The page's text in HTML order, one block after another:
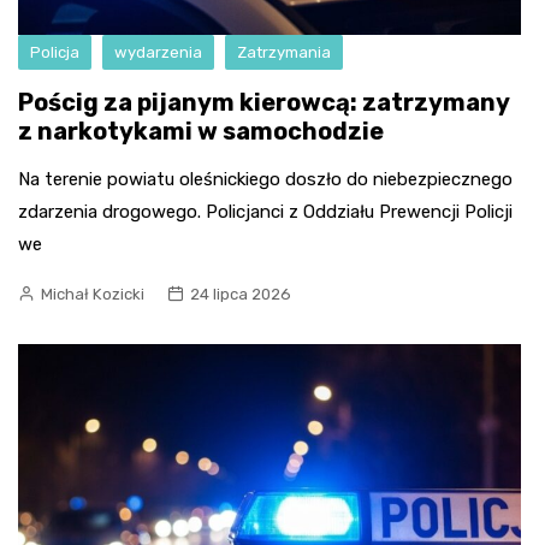
Policja wydarzenia Zatrzymania
Pościg za pijanym kierowcą: zatrzymany
z narkotykami w samochodzie
Na terenie powiatu oleśnickiego doszło do niebezpiecznego
zdarzenia drogowego. Policjanci z Oddziału Prewencji Policji
we
Michał Kozicki 24 lipca 2026